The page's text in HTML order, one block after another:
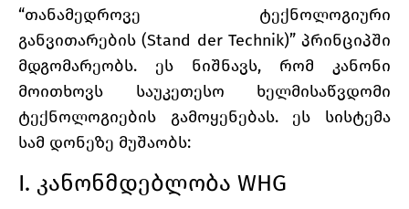
“თანამედროვე ტექნოლოგიური
განვითარების (Stand der Technik)” პრინციპში
მდგომარეობს. ეს ნიშნავს, რომ კანონი
მოითხოვს საუკეთესო ხელმისაწვდომი
ტექნოლოგიების გამოყენებას. ეს სისტემა
სამ დონეზე მუშაობს:
I. კანონმდებლობა WHG